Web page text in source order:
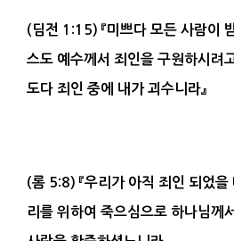
( 딤전 1:15) 『미쁘다 모든 사람이
스도 예수께서 죄인을 구원하시려
도다 죄인 중에 내가 괴수니라』
(롬 5:8) 『우리가 아직 죄인 되었을
리를 위하여 죽으심으로 하나님께